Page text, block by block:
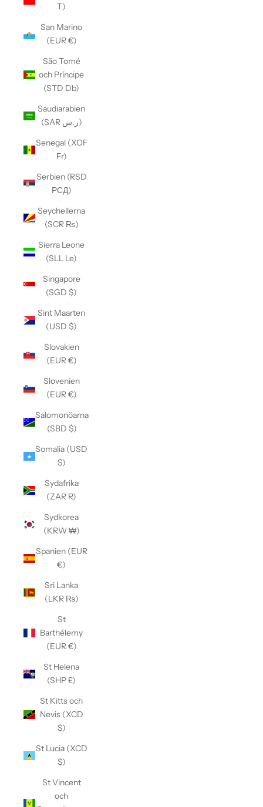
T)
San Marino
(EUR €)
São Tomé
och Príncipe
(STD Db)
Saudiarabien
(SAR ر.س)
Senegal (XOF
Fr)
Serbien (RSD
РСД)
Seychellerna
(SCR ₨)
Sierra Leone
(SLL Le)
Singapore
(SGD $)
Sint Maarten
(USD $)
Slovakien
(EUR €)
Slovenien
(EUR €)
Salomonöarna
(SBD $)
Somalia (USD
$)
Sydafrika
(ZAR R)
Sydkorea
(KRW ₩)
Spanien (EUR
€)
Sri Lanka
(LKR ₨)
St
Barthélemy
(EUR €)
St Helena
(SHP £)
St Kitts och
Nevis (XCD
$)
St Lucia (XCD
$)
St Vincent
och